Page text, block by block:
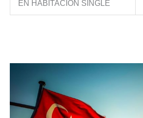
EN HABITACIÓN SINGLE